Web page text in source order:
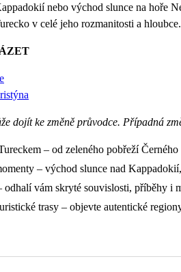
nebo východ slunce na hoře
v celé jeho rozmanitosti a hloubce.
dojít ke změně průvodce. Případná
– od zeleného pobřeží
– východ slunce nad
odhalí vám skryté souvislosti, příběhy i
trasy – objevte autentické